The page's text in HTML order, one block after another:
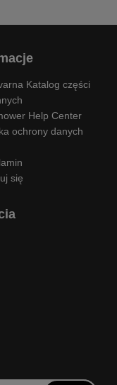
Katalog części
Help Center
ochrony danych
się